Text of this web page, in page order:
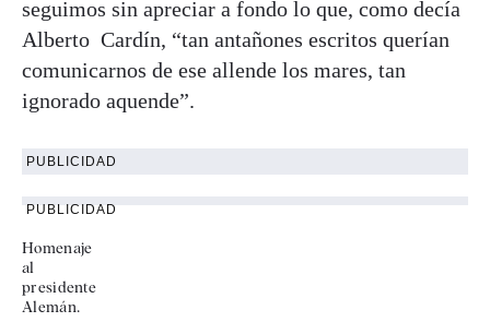
seguimos sin apreciar a fondo lo que, como decía
Alberto Cardín, “tan antañones escritos querían
comunicarnos de ese allende los mares, tan
ignorado aquende”.
PUBLICIDAD
PUBLICIDAD
Homenaje
al
presidente
Alemán.